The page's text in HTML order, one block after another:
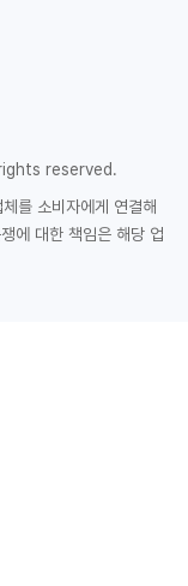
reserved.
를 소비자에게 연결해
에 대한 책임은 해당 업